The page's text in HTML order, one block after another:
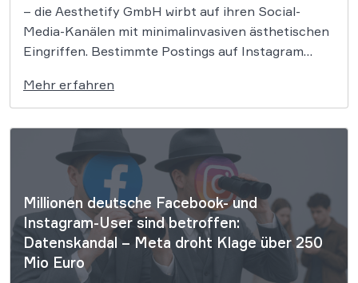
– die Aesthetify GmbH wirbt auf ihren Social-
Media-Kanälen mit minimalinvasiven ästhetischen
Eingriffen. Bestimmte Postings auf Instagram
der BGH nun bestätigte: „Dr. Rick und Dr. Nick“
durften dort nicht mit Vorher-Nachher-Bildern
ihrer Eingriffe werben. Für plastisch-chirurgische
Eingriffe verbiete […]
Mehr erfahren
Millionen deutsche Facebook- und
Instagram-User sind betroffen:
Datenskandal – Meta droht Klage über 250
Mio Euro